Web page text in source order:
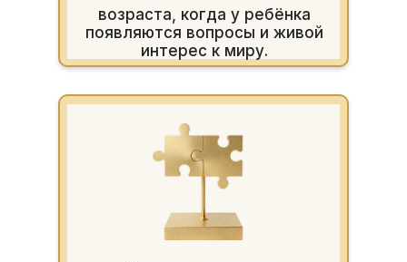
возраста, когда у ребёнка
появляются вопросы и живой
интерес к миру.